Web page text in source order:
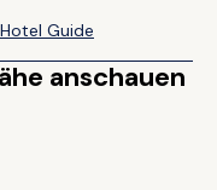
Guide
anschauen